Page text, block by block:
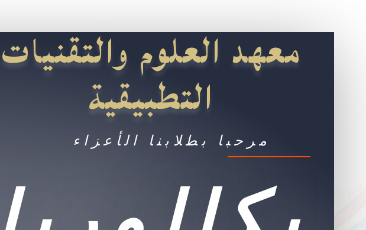
معهد العلوم والتقنيات
التطبيقية
مرحبا بطلابنا الأعزاء